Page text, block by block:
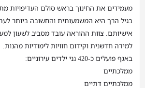
מעמידים את החינוך בראש סולם העדיפויות
בגיל הרך היא המשמעותית והחשובה ביותר
אישיותם. צוות ההוראה עובד מסביב לשעון
למידה חדשנית וקידום חוויות לימודיות מהנות.
באגף פועלים כ-420 גני ילדים עירוניים:
ממלכתיים
ממלכתיים דתיים